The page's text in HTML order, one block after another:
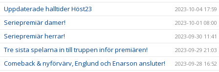
Uppdaterade halltider Höst23 2023-10-04 17:59
Seriepremiär damer! 2023-10-01 08:00
Seriepremiär herrar! 2023-09-30 11:41
Tre sista spelarna in till truppen inför premiären! 2023-09-29 21:03
Comeback & nyförvärv, Englund och Enarson ansluter! 2023-09-28 16:52